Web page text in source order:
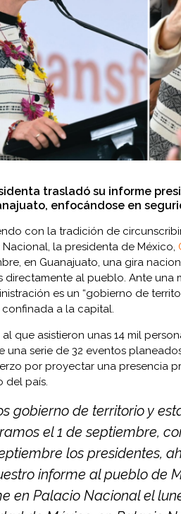
trasladó su informe
enfocándose en
con la tradición de
la presidenta de México,
en Guanajuato, una gira
directamente al pueblo. Ante una
es un “gobierno de
a la capital.
que asistieron unas 14 mil
una serie de 32 eventos
por proyectar una presencia
del país.
gobierno de territorio y
el 1 de septiembre,
los presidentes,
informe al pueblo de
en Palacio Nacional el